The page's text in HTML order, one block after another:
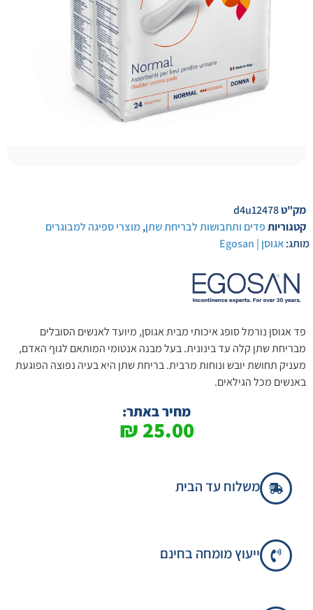
מק"טd4u12478
קטגוריותפדים ותחבושות לבריחת שתן,מוצרי ספיגה למבוגרים
מותג:אגוסן | Egosan
פד אגוסן נורמל סופג איכותי מבית אגוסן, מיועד לאנשים הסובלים
מבריחת שתן קלה עד בינונית. בעל מבנה אנטומי המותאם לגוף האדם,
מעניק תחושת יובש ונוחות מרבית. בריחת שתן היא בעיה נפוצה הפוגעת
באנשים מכל הגילאים.
מחיר באתר:
25.00
₪
משלוח עד הבית
ייעוץ מומחה בחינם